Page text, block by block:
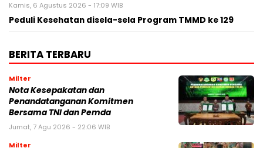
Kamis, 6 Agustus 2026 - 17:09 WIB
Peduli Kesehatan disela-sela Program TMMD ke 129
BERITA TERBARU
Milter
Nota Kesepakatan dan
Penandatanganan Komitmen
Bersama TNI dan Pemda
Jumat, 7 Agu 2026 - 22:06 WIB
Milter